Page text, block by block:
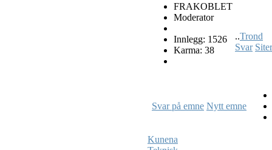
FRAKOBLET
Moderator
Innlegg: 1526
Karma: 38
..Trond
Svar Siter
Svar på emne Nytt emne
Kunena